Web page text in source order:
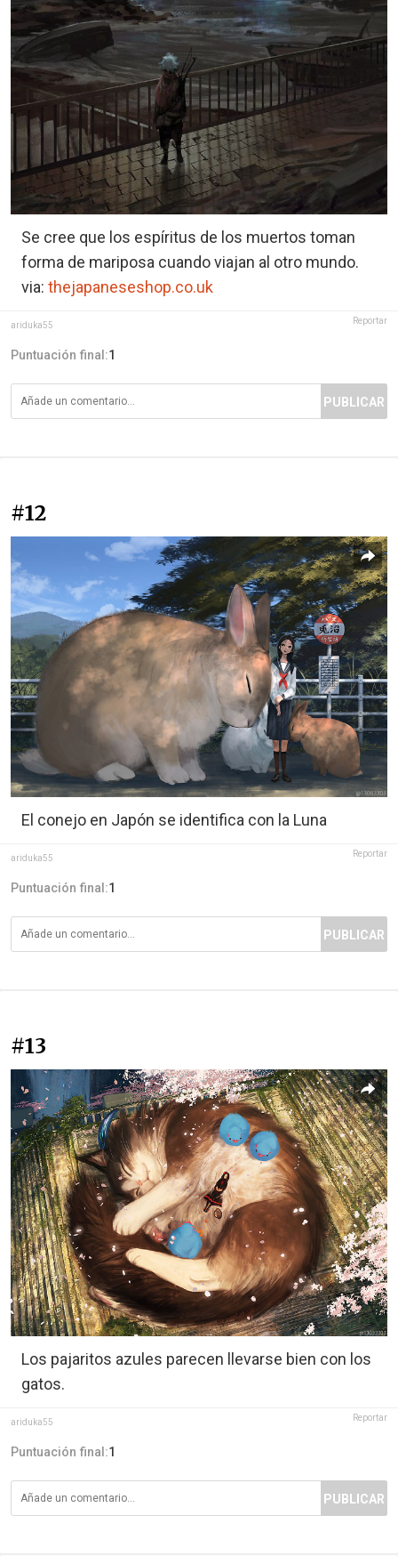
Se cree que los espíritus de los muertos toman
forma de mariposa cuando viajan al otro mundo.
via: thejapaneseshop.co.uk
ariduka55 Reportar
Puntuación final:1
PUBLICAR
#12
El conejo en Japón se identifica con la Luna
ariduka55 Reportar
Puntuación final:1
PUBLICAR
#13
Los pajaritos azules parecen llevarse bien con los
gatos.
ariduka55 Reportar
Puntuación final:1
PUBLICAR